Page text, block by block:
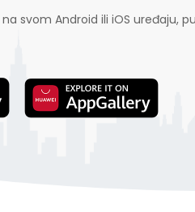
svom Android ili iOS uređaju,